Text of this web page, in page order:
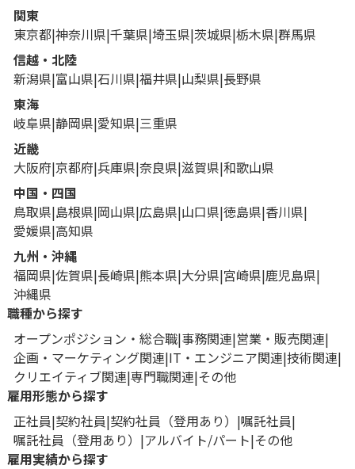
関東
東京都 神奈川県 千葉県 埼玉県 茨城県 栃木県 群馬県
信越・北陸
新潟県 富山県 石川県 福井県 山梨県 長野県
東海
岐阜県 静岡県 愛知県 三重県
近畿
大阪府 京都府 兵庫県 奈良県 滋賀県 和歌山県
中国・四国
鳥取県 島根県 岡山県 広島県 山口県 徳島県 香川県
愛媛県 高知県
九州・沖縄
福岡県 佐賀県 長崎県 熊本県 大分県 宮崎県 鹿児島県
沖縄県
職種から探す
オープンポジション・総合職 事務関連 営業・販売関連
企画・マーケティング関連 IT・エンジニア関連 技術関連
クリエイティブ関連 専門職関連 その他
雇用形態から探す
正社員 契約社員 契約社員（登用あり）
嘱託社員
嘱託社員（登用あり）
アルバイト/パート その他
雇用実績から探す